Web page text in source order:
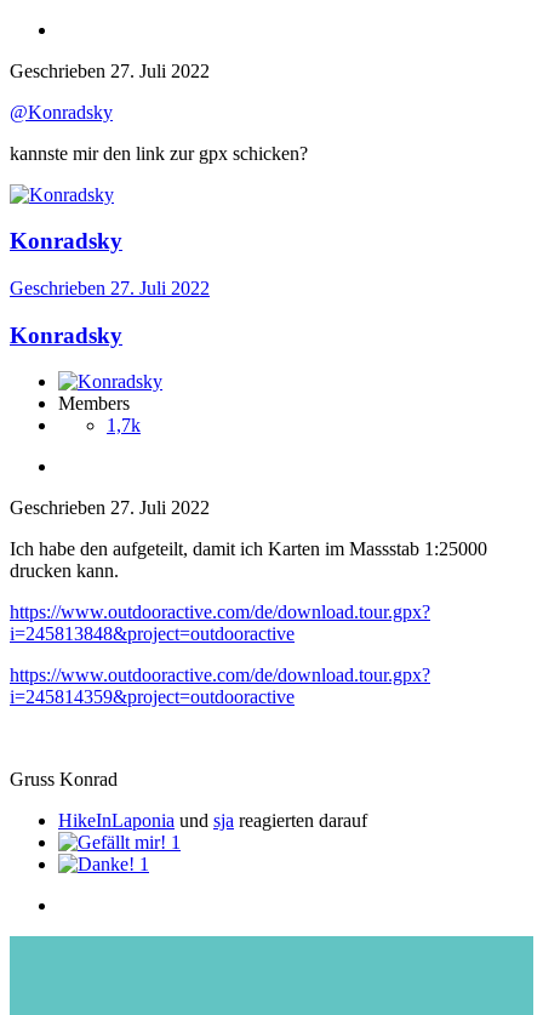
Geschrieben 27. Juli 2022
@Konradsky
kannste mir den link zur gpx schicken?
Konradsky
Geschrieben 27. Juli 2022
Konradsky
Members
1,7k
Geschrieben 27. Juli 2022
Ich habe den aufgeteilt, damit ich Karten im Massstab 1:25000
drucken kann.
https://www.outdooractive.com/de/download.tour.gpx?
i=245813848&project=outdooractive
https://www.outdooractive.com/de/download.tour.gpx?
i=245814359&project=outdooractive
Gruss Konrad
HikeInLaponia und sja reagierten darauf
1
1